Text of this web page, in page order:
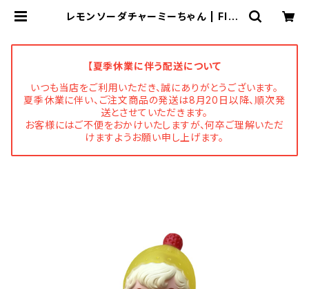
レモンソーダチャーミーちゃん | Flun
【夏季休業に伴う配送について
いつも当店をご利用いただき、誠にありがとうございます。
夏季休業に伴い、ご注文商品の発送は8月20日以降、順次発
送とさせていただきます。
お客様にはご不便をおかけいたしますが、何卒ご理解いただ
けますようお願い申し上げます。